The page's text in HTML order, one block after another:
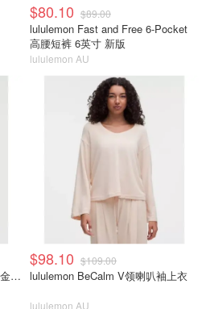
$80.10 $89.00
lululemon Fast and Free 6-Pocket
高腰短裤 6英寸 新版
lululemon AU
lululemon Define Jacket 珍珠粉金拉链
$98.10 $109.00
lululemon BeCalm V领喇叭袖上衣
lululemon AU